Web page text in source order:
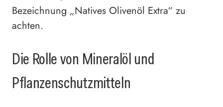
Bezeichnung „Natives Olivenöl Extra“ zu
achten.
Die Rolle von Mineralöl und
Pflanzenschutzmitteln